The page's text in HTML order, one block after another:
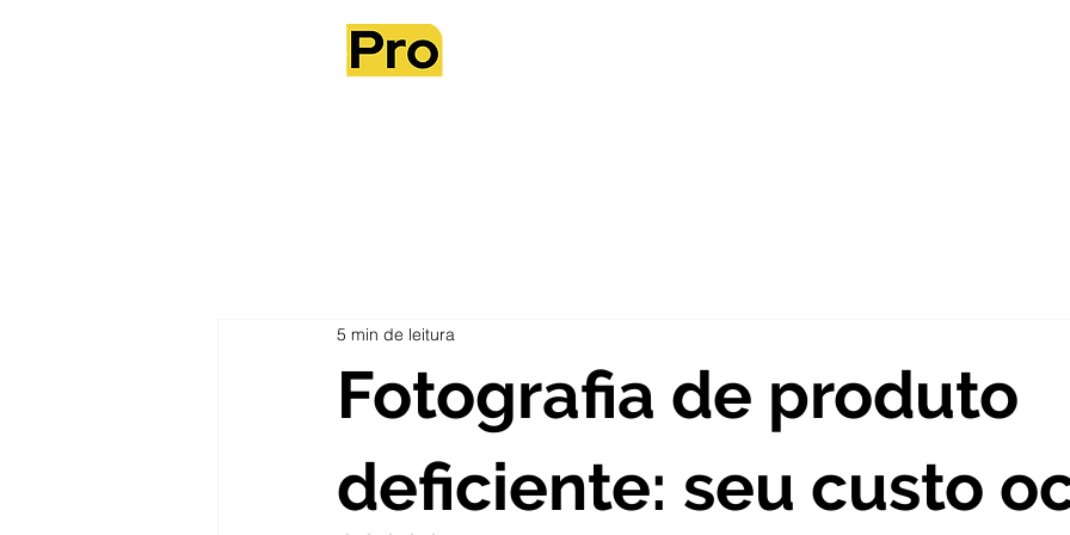
Fotografia de produto
deficiente: seu custo
5 min de leitura